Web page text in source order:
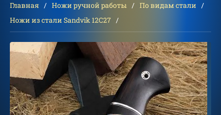
Главная Ножи ручной работы
По видам стали
Ножи из стали Sandvik 12C27